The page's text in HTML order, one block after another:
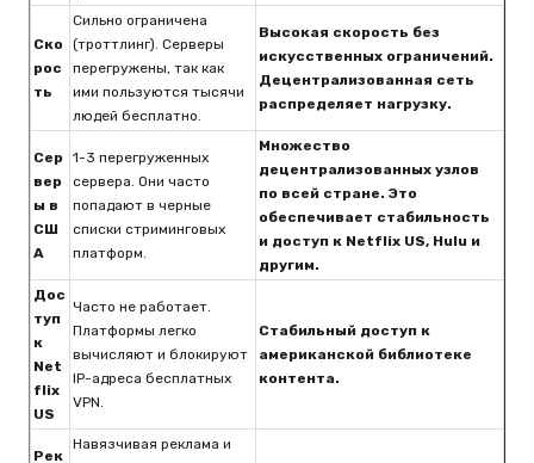
Ско
рос
ть
Сильно ограничена
(троттлинг). Серверы
перегружены, так как
ими пользуются тысячи
людей бесплатно.
Высокая скорость без
искусственных ограничений.
Децентрализованная сеть
распределяет нагрузку.
Сер
вер
ы в
СШ
А
1-3 перегруженных
сервера. Они часто
попадают в черные
списки стриминговых
платформ.
Множество
децентрализованных узлов
по всей стране. Это
обеспечивает стабильность
и доступ к Netflix US, Hulu и
другим.
Дос
туп
к
Net
flix
US
Часто не работает.
Платформы легко
вычисляют и блокируют
IP-адреса бесплатных
VPN.
Стабильный доступ к
американской библиотеке
контента.
Рек
Навязчивая реклама и